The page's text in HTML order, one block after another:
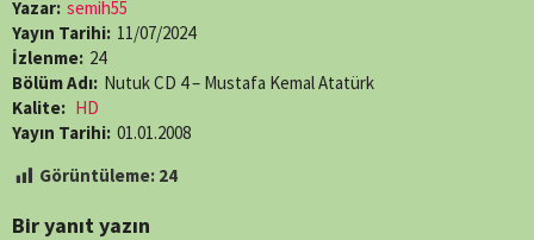
Yazar: semih55
Yayın Tarihi: 11/07/2024
İzlenme: 24
Bölüm Adı: Nutuk CD 4 – Mustafa Kemal Atatürk
Kalite: HD
Yayın Tarihi: 01.01.2008
Görüntüleme: 24
Bir yanıt yazın